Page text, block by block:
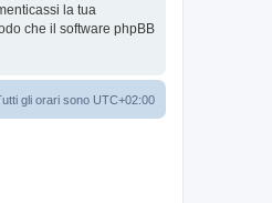
la tua
che il software phpBB
gli orari sono UTC+02:00